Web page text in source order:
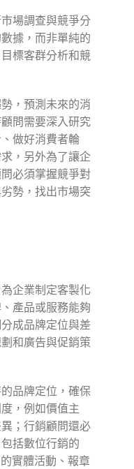
場調查與競爭分
據，而非單純的
標客群分析和競
，預測未來的消
問需要深入研究
做好消費者輪
，另外為了讓企
必須掌握競爭對
勢，找出市場突
企業制定客製化
產品或服務能夠
成品牌定位與差
和廣告與促銷策
品牌定位，確保
，例如價值主
；行銷顧問還必
括數位行銷的
實體活動、報章